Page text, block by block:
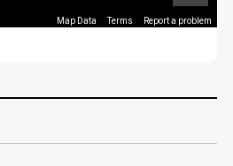
Map Data Terms Report a problem